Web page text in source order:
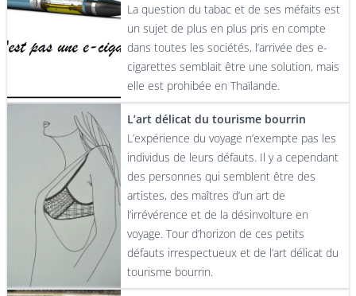
La question du tabac et de ses méfaits est
un sujet de plus en plus pris en compte
dans toutes les sociétés, l’arrivée des e-
cigarettes semblait être une solution, mais
elle est prohibée en Thaïlande.
L’art délicat du tourisme bourrin
L’expérience du voyage n’exempte pas les
individus de leurs défauts. Il y a cependant
des personnes qui semblent être des
artistes, des maîtres d’un art de
l’irrévérence et de la désinvolture en
voyage. Tour d’horizon de ces petits
défauts irrespectueux et de l’art délicat du
tourisme bourrin.